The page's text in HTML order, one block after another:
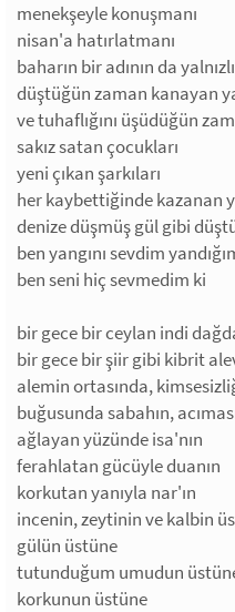
menekşeyle konuşmanı
nisan'a hatırlatmanı
baharın bir adının da
düştüğün zaman kanayan
ve tuhaflığını üşüdüğün
sakız satan çocukları
yeni çıkan şarkıları
her kaybettiğinde kazanan
denize düşmüş gül gibi
ben yangını sevdim
ben seni hiç sevmedim ki
bir gece bir ceylan indi
bir gece bir şiir gibi kibrit
alemin ortasında,
buğusunda sabahın,
ağlayan yüzünde isa'nın
ferahlatan gücüyle duanın
korkutan yanıyla nar'ın
incenin, zeytinin ve kalbin
gülün üstüne
tutunduğum umudun
korkunun üstüne